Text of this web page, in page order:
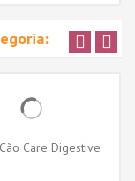
Care Digestive